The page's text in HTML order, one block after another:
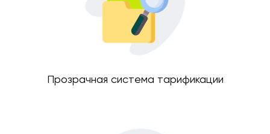
Прозрачная система тарификации